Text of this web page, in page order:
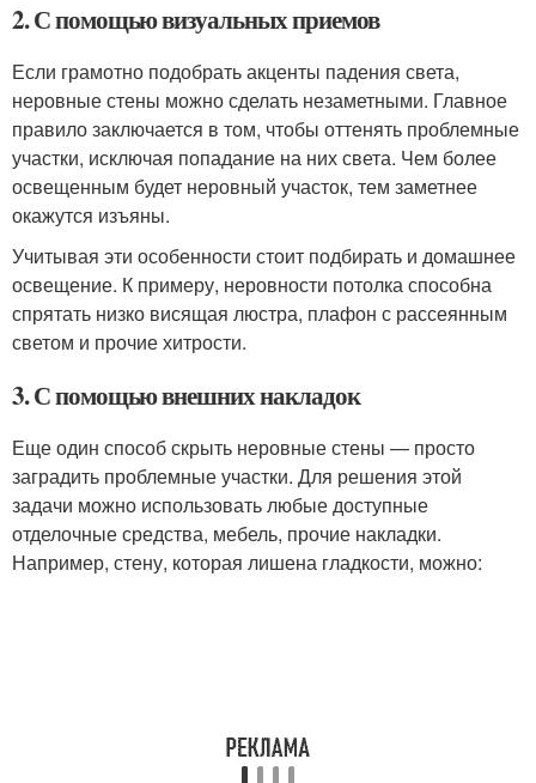
2. С помощью визуальных приемов
Если грамотно подобрать акценты падения света,
неровные стены можно сделать незаметными. Главное
правило заключается в том, чтобы оттенять проблемные
участки, исключая попадание на них света. Чем более
освещенным будет неровный участок, тем заметнее
окажутся изъяны.
Учитывая эти особенности стоит подбирать и домашнее
освещение. К примеру, неровности потолка способна
спрятать низко висящая люстра, плафон с рассеянным
светом и прочие хитрости.
3. С помощью внешних накладок
Еще один способ скрыть неровные стены — просто
заградить проблемные участки. Для решения этой
задачи можно использовать любые доступные
отделочные средства, мебель, прочие накладки.
Например, стену, которая лишена гладкости, можно: